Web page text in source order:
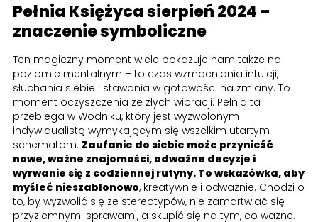
Pełnia Księżyca sierpień 2024 –
znaczenie symboliczne
Ten magiczny moment wiele pokazuje nam także na
poziomie mentalnym – to czas wzmacniania intuicji,
słuchania siebie i stawania w gotowości na zmiany. To
moment oczyszczenia ze złych wibracji. Pełnia ta
przebiega w Wodniku, który jest wyzwolonym
indywidualistą wymykającym się wszelkim utartym
schematom. Zaufanie do siebie może przynieść
nowe, ważne znajomości, odważne decyzje i
wyrwanie się z codziennej rutyny. To wskazówka, aby
myśleć nieszablonowo, kreatywnie i odważnie. Chodzi o
to, by wyzwolić się ze stereotypów, nie zamartwiać się
przyziemnymi sprawami, a skupić się na tym, co ważne.